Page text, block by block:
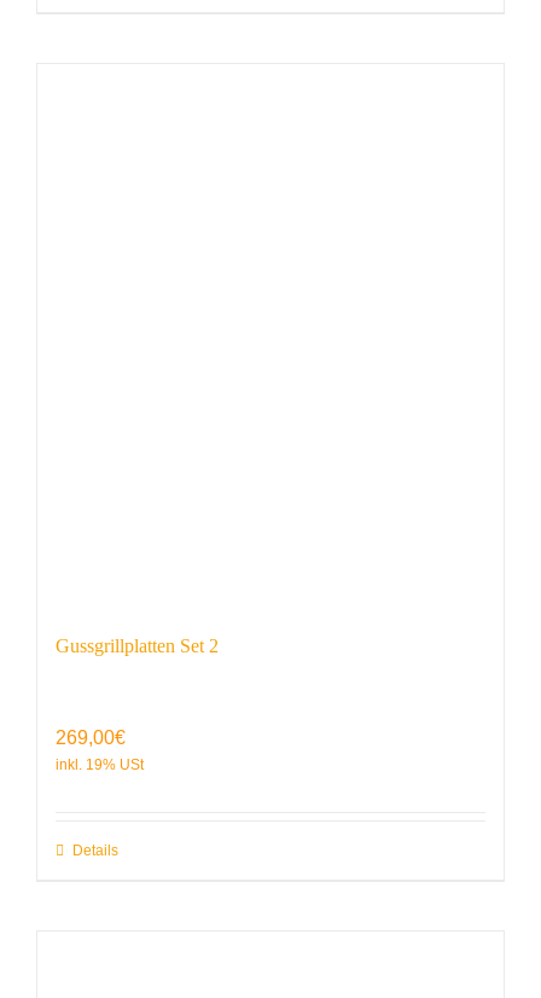
Gussgrillplatten Set 2
269,00€
Details